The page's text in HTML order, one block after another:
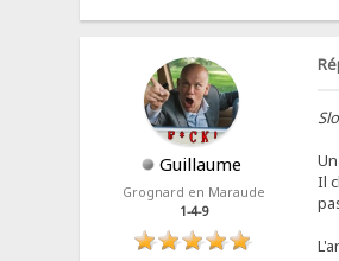
Guillaume
Grognard en Maraude
1-4-9
Il